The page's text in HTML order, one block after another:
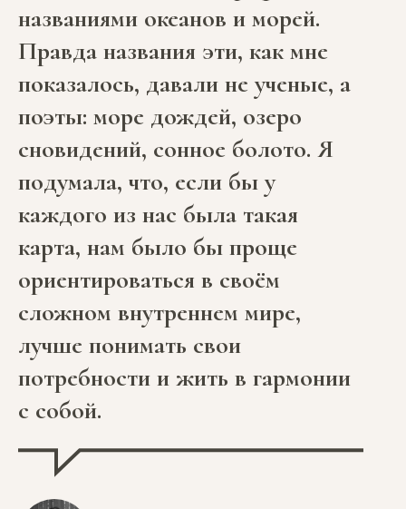
названиями океанов и морей.
Правда названия эти, как мне
показалось, давали не ученые, а
поэты: море дождей, озеро
сновидений, сонное болото. Я
подумала, что, если бы у
каждого из нас была такая
карта, нам было бы проще
ориентироваться в своём
сложном внутреннем мире,
лучше понимать свои
потребности и жить в гармонии
с собой.